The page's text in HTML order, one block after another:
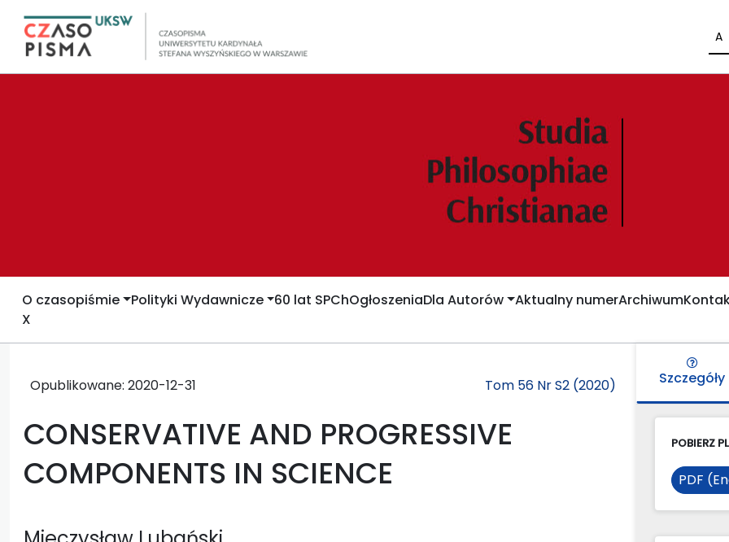
A
O czasopiśmie Polityki Wydawnicze 60 lat SPChOgłoszeniaDla Autorów Aktualny numerArchiwum
X
Opublikowane: 2020-12-31 Tom 56 Nr S2 (2020)
CONSERVATIVE AND PROGRESSIVE
COMPONENTS IN SCIENCE
Szczegóły
POBIERZ
PDF